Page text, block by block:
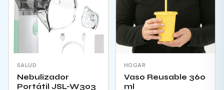
SALUD
Nebulizador
Portátil JSL-W303
HOGAR
Vaso Reusable 360
ml